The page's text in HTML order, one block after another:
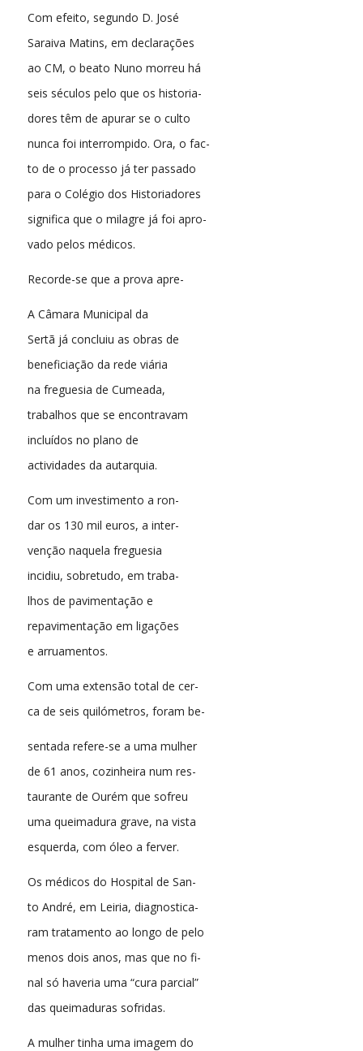
Com efeito, segundo D. José
Saraiva Matins, em declarações
ao CM, o beato Nuno morreu há
seis séculos pelo que os historia-
dores têm de apurar se o culto
nunca foi interrompido. Ora, o fac-
to de o processo já ter passado
para o Colégio dos Historiadores
significa que o milagre já foi apro-
vado pelos médicos.
Recorde-se que a prova apre-
A Câmara Municipal da
Sertã já concluiu as obras de
beneficiação da rede viária
na freguesia de Cumeada,
trabalhos que se encontravam
incluídos no plano de
actividades da autarquia.
Com um investimento a ron-
dar os 130 mil euros, a inter-
venção naquela freguesia
incidiu, sobretudo, em traba-
lhos de pavimentação e
repavimentação em ligações
e arruamentos.
Com uma extensão total de cer-
ca de seis quilómetros, foram be-
sentada refere-se a uma mulher
de 61 anos, cozinheira num res-
taurante de Ourém que sofreu
uma queimadura grave, na vista
esquerda, com óleo a ferver.
Os médicos do Hospital de San-
to André, em Leiria, diagnostica-
ram tratamento ao longo de pelo
menos dois anos, mas que no fi-
nal só haveria uma “cura parcial”
das queimaduras sofridas.
A mulher tinha uma imagem do